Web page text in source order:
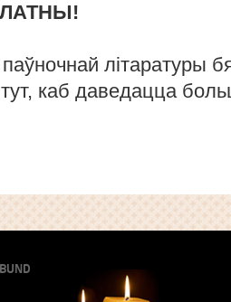
літаратуры
тут, каб даведацца